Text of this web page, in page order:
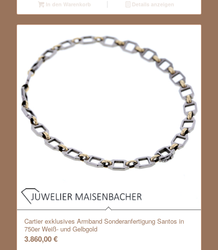
In den Warenkorb Details anzeigen
Cartier exklusives Armband Sonderanfertigung Santos in
750er Weiß- und Gelbgold
3.860,00€